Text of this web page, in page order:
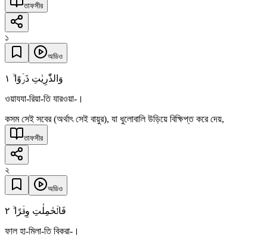
তাফসীর
১
অডিও
وَالذّٰرِیٰتِ ذَرۡوًا ۙ ١
ওয়াযযা-রিয়া-তি যারওয়া-।
কসম সেই সবের (অর্থাৎ সেই বায়ুর), যা ধুলোবালি উড়িয়ে বিক্ষিপ্ত করে দেয়,
তাফসীর
২
অডিও
فَالۡحٰمِلٰتِ وِقۡرًا ۙ ٢
ফাল হা-মিলা-তি বিকরা-।